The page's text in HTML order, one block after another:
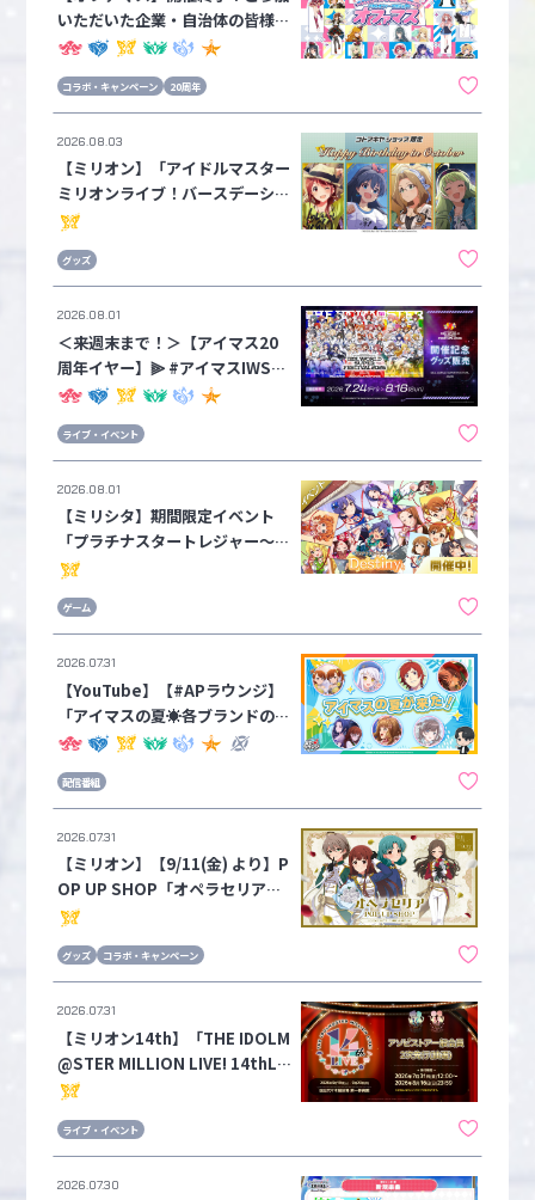
いただいた企業・自治体の皆様か
らのメッセージを公開！①
コラボ・キャンペーン 20周年
【ミリオン】「アイドルマスター
ミリオンライブ！バースデーシリ
ーズ」第10弾、10月分予約受付
グッズ
2026.08.03
＜来週末まで！＞【アイマス20
周年イヤー】⫸ #アイマスIWSF2
026 ⫷ 開催記念グッズの受注は
ドフォリオ IWSF2026 プレミア
ムパックも数量限定で販売中！
ライブ・イベント
2026.08.01
【ミリシタ】期間限定イベント
「プラチナスタートレジャー～D
estiny～」を開催中！
ゲーム
2026.08.01
【YouTube】【#APラウンジ】
「アイマスの夏☀各ブランドのト
ピックを総ざらい！」配信のお知
ル】
配信番組
2026.07.31
【ミリオン】【9/11(金) より】P
OP UP SHOP「オペラセリア」
が開催決定🌹
グッズ コラボ・キャンペーン
2026.07.31
【ミリオン14th】「THE IDOLM
@STER MILLION LIVE! 14thLIV
E」アソビストア一般会員2次先
ト！ご好評につき立見指定・ステ
ージサイド席の追加も決定！！
ライブ・イベント
2026.07.31
2026.07.30